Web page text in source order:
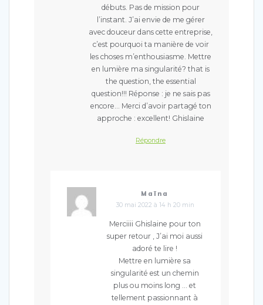
débuts. Pas de mission pour
l’instant. J’ai envie de me gérer
avec douceur dans cette entreprise,
c’est pourquoi ta manière de voir
les choses m’enthousiasme. Mettre
en lumière ma singularité? that is
the question, the essential
question!!! Réponse : je ne sais pas
encore… Merci d’avoir partagé ton
approche : excellent! Ghislaine
Répondre
Maïna
30 mai 2022 à 14 h 20 min
Merciiii Ghislaine pour ton
super retour , J’ai moi aussi
adoré te lire !
Mettre en lumière sa
singularité est un chemin
plus ou moins long … et
tellement passionnant à